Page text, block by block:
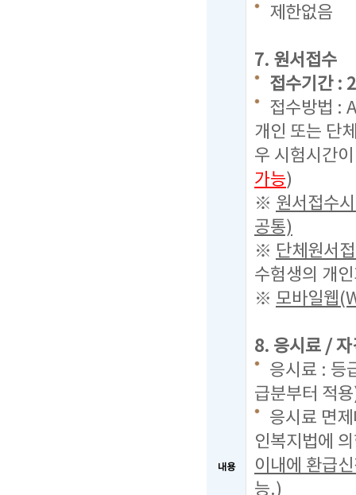
내용
제한없음
7. 원서접수
접수기간 :
접수방법 :
개인 또는 단
우 시험시간
가능)
※ 원서접수
공통)
※ 단체원서
수험생의 개
※ 모바일웹
8. 응시료 /
응시료 : 등
급분부터 적
응시료 면
인복지법에
이내에 환급
능.)